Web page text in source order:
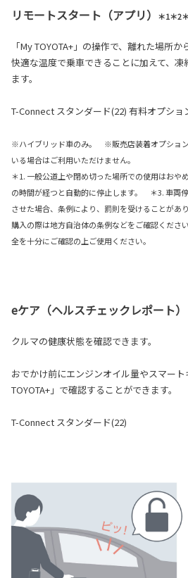
リモートスタート（アプリ） ＊1＊2
「My TOYOTA+」の操作で、離れた場所
快適な温度で乗車できることに加えて、
ます。
T-Connect スタンダード(22) 有料オプショ
※ハイブリッド車のみ。 ※販売店装着オプショ
いる場合はご利用いただけません。
＊1. 一般公道上や閉め切った場所での使用はお
の時間が経つと自動的に停止します。 ＊3. 車両
させた場合、条例により、罰則を受けることがあ
購入の際は地方自治体の条例などをご確認くだ
全を十分にご確認の上ご使用ください。
eケア（ヘルスチェックレポート）
クルマの健康状態を確認できます。
おでかけ前にエンジンオイル量やスマー
TOYOTA+」で確認することができます。
T-Connect スタンダード(22)